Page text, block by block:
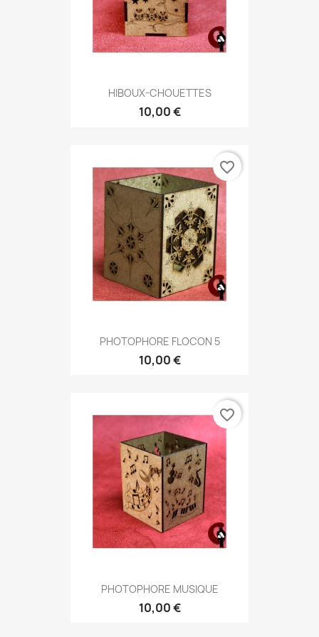
HIBOUX-CHOUETTES
10,00 €
PHOTOPHORE FLOCON 5
10,00 €
favorite_border
PHOTOPHORE MUSIQUE
10,00 €
favorite_border